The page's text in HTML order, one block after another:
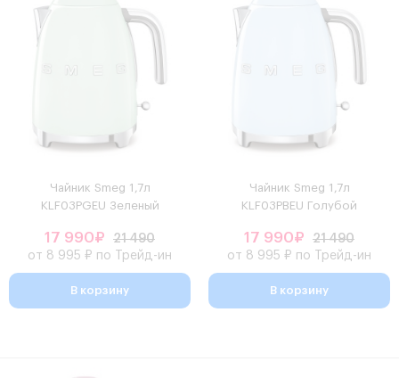
Чайник Smeg 1,7л
KLF03PGEU Зеленый
17 990₽
21 490
от 8 995 ₽ по Трейд-ин
В корзину
Чайник Smeg 1,7л
KLF03PBEU Голубой
17 990₽
21 490
от 8 995 ₽ по Трейд-ин
В корзину